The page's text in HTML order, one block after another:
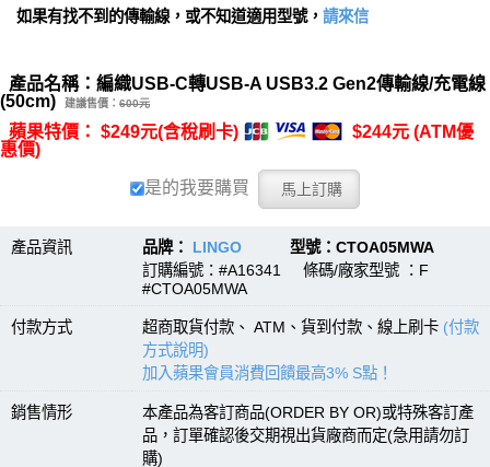
如果有找不到的傳輸線，或不知道適用型號， 請來信
產品名稱：編織USB-C轉USB-A USB3.2 Gen2傳輸線/充電線
(50cm)
建議售價： 600元
蘋果特價： $249元(含稅刷卡)
$244元 (ATM優
惠價)
是的我要購買
產品資訊 品牌： LINGO 型號：CTOA05MWA
訂購編號：#A16341 條碼/廠家型號 ：F
#CTOA05MWA
付款方式 超商取貨付款、 ATM、貨到付款、線上刷卡 (付款
方式說明)
加入蘋果會員消費回饋最高3% S點！
銷售情形
本產品為客訂商品(ORDER BY OR)或特殊客訂產
品，訂單確認後交期視出貨廠商而定(急用請勿訂
購)